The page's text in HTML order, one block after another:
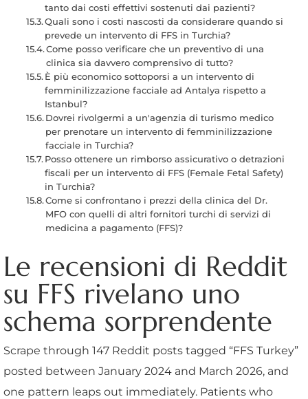
tanto dai costi effettivi sostenuti dai pazienti?
Quali sono i costi nascosti da considerare quando si
prevede un intervento di FFS in Turchia?
Come posso verificare che un preventivo di una
clinica sia davvero comprensivo di tutto?
È più economico sottoporsi a un intervento di
femminilizzazione facciale ad Antalya rispetto a
Istanbul?
Dovrei rivolgermi a un'agenzia di turismo medico
per prenotare un intervento di femminilizzazione
facciale in Turchia?
Posso ottenere un rimborso assicurativo o detrazioni
fiscali per un intervento di FFS (Female Fetal Safety)
in Turchia?
Come si confrontano i prezzi della clinica del Dr.
MFO con quelli di altri fornitori turchi di servizi di
medicina a pagamento (FFS)?
Le recensioni di Reddit
su FFS rivelano uno
schema sorprendente
Scrape through 147 Reddit posts tagged “FFS Turkey”
posted between January 2024 and March 2026, and
one pattern leaps out immediately. Patients who